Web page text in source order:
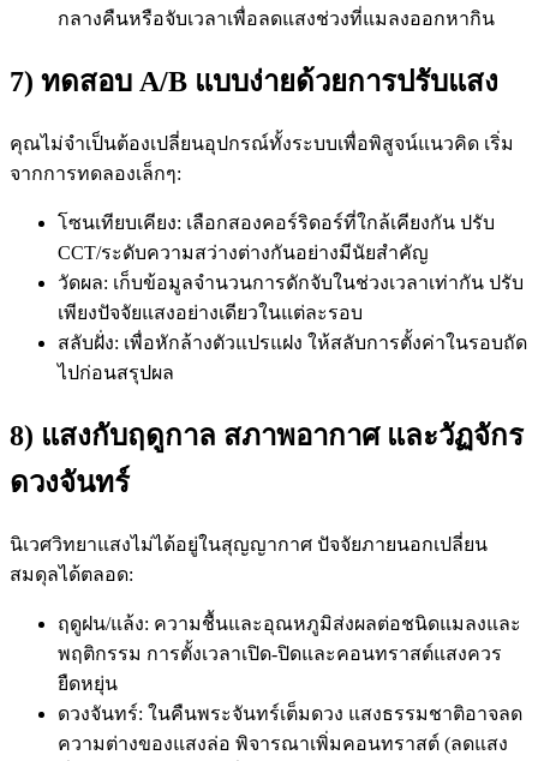
กลางคืนหรือจับเวลาเพื่อลดแสงช่วงที่แมลงออกหากิน
7) ทดสอบ A/B แบบง่ายด้วยการปรับแสง
คุณไม่จำเป็นต้องเปลี่ยนอุปกรณ์ทั้งระบบเพื่อพิสูจน์แนวคิด เริ่ม
จากการทดลองเล็กๆ:
โซนเทียบเคียง: เลือกสองคอร์ริดอร์ที่ใกล้เคียงกัน ปรับ
CCT/ระดับความสว่างต่างกันอย่างมีนัยสำคัญ
วัดผล: เก็บข้อมูลจำนวนการดักจับในช่วงเวลาเท่ากัน ปรับ
เพียงปัจจัยแสงอย่างเดียวในแต่ละรอบ
สลับฝั่ง: เพื่อหักล้างตัวแปรแฝง ให้สลับการตั้งค่าในรอบถัด
ไปก่อนสรุปผล
8) แสงกับฤดูกาล สภาพอากาศ และวัฏจักร
ดวงจันทร์
นิเวศวิทยาแสงไม่ได้อยู่ในสุญญากาศ ปัจจัยภายนอกเปลี่ยน
สมดุลได้ตลอด:
ฤดูฝน/แล้ง: ความชื้นและอุณหภูมิส่งผลต่อชนิดแมลงและ
พฤติกรรม การตั้งเวลาเปิด-ปิดและคอนทราสต์แสงควร
ยืดหยุ่น
ดวงจันทร์: ในคืนพระจันทร์เต็มดวง แสงธรรมชาติอาจลด
ความต่างของแสงล่อ พิจารณาเพิ่มคอนทราสต์ (ลดแสง